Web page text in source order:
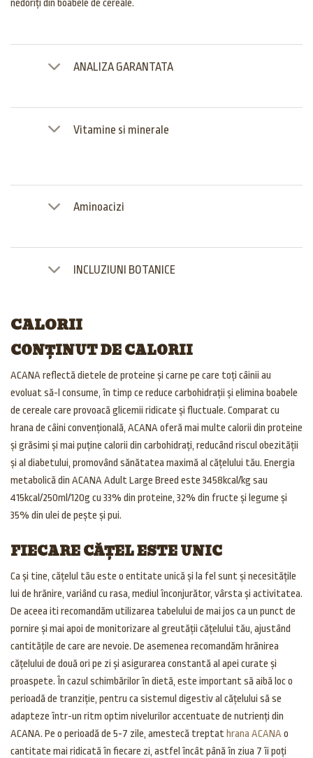
nedoriți din boabele de cereale.
ANALIZA GARANTATA
Vitamine si minerale
Aminoacizi
INCLUZIUNI BOTANICE
CALORII
CONȚINUT DE CALORII
ACANA reflectă dietele de proteine și carne pe care toți câinii au
evoluat să-l consume, în timp ce reduce carbohidrații și elimina boabele
de cereale care provoacă glicemii ridicate și fluctuale. Comparat cu
hrana de câini convențională, ACANA oferă mai multe calorii din proteine
și grăsimi și mai puține calorii din carbohidrați, reducând riscul obezității
și al diabetului, promovând sănătatea maximă al cățelului tău. Energia
metabolică din ACANA Adult Large Breed este 3458kcal/kg sau
415kcal/250ml/120g cu 33% din proteine, 32% din fructe și legume și
35% din ulei de pește și pui.
FIECARE CĂȚEL ESTE UNIC
Ca și tine, cățelul tău este o entitate unică și la fel sunt și necesitățile
lui de hrănire, variând cu rasa, mediul înconjurător, vârsta și activitatea.
De aceea iti recomandăm utilizarea tabelului de mai jos ca un punct de
pornire și mai apoi de monitorizare al greutății cățelului tău, ajustând
cantitățile de care are nevoie. De asemenea recomandăm hrănirea
cățelului de două ori pe zi și asigurarea constantă al apei curate și
proaspete. În cazul schimbărilor în dietă, este important să aibă loc o
perioadă de tranziție, pentru ca sistemul digestiv al cățelului să se
adapteze într-un ritm optim nivelurilor accentuate de nutrienți din
ACANA. Pe o perioadă de 5-7 zile, amestecă treptat hrana ACANAo
cantitate mai ridicată în fiecare zi, astfel încât până în ziua 7 îi poți